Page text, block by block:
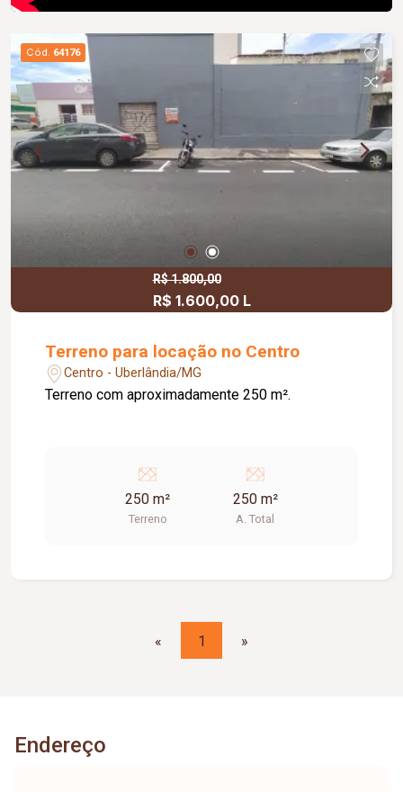
Cód. 64176
R$ 1.800,00
R$ 1.600,00 L
Terreno para locação no Centro
Centro - Uberlândia/MG
Terreno com aproximadamente 250 m².
250 m²
Terreno
250 m²
A. Total
« 1 »
Endereço